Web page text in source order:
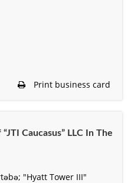
Print business card
Caucasus” LLC In The
"Hyatt Tower III"